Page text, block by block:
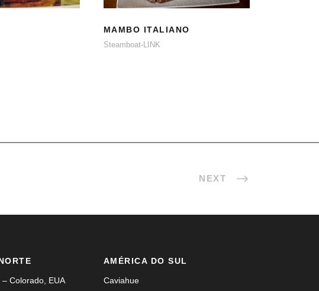
MAMBO ITALIANO
Steamboat-LINK
NEXT
Colorado, EUA
AMÉRICA DO SUL
Caviahue